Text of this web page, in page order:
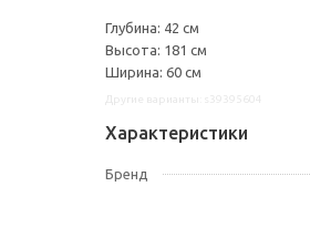
Глубина: 42 см
Высота: 181 см
Ширина: 60 см
Характеристики
Бренд